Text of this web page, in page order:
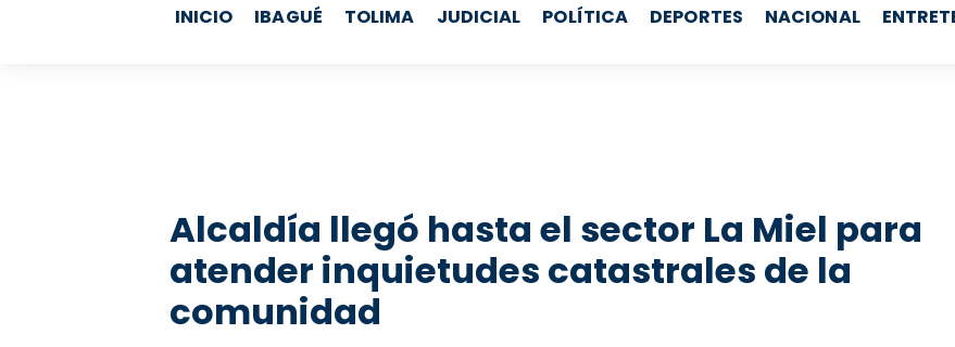
b
a
u
INICIO IBAGUÉ TOLIMA JUDICIAL POLÍTICA DEPORTES NACIONAL
Alcaldía llegó hasta el sector La Miel para
atender inquietudes catastrales de la
comunidad